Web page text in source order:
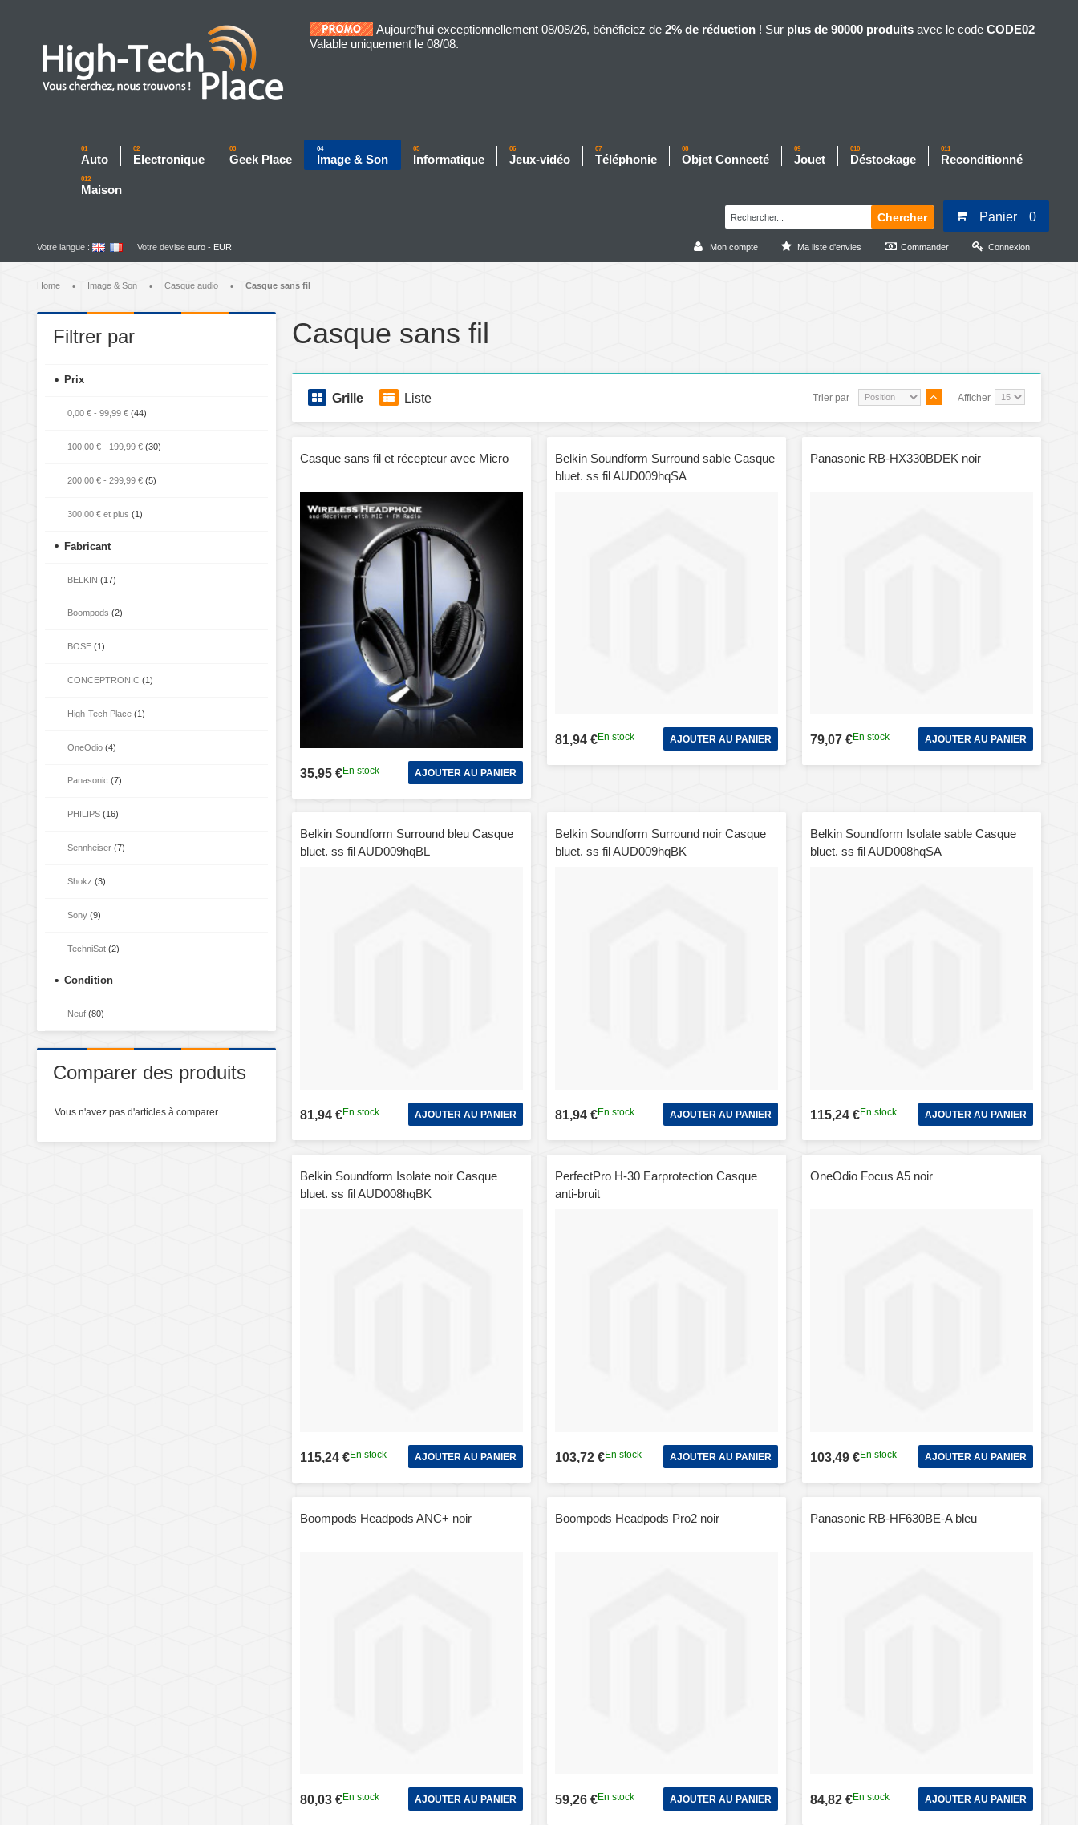
Aujourd’hui exceptionnellement 08/08/26, bénéficiez de 2% de réduction ! Sur plus de 90000 produits avec le code CODE02
Valable uniquement le 08/08.
01
Auto
02
Electronique
03
Geek Place
04
Image & Son
05
Informatique
06
Jeux-vidéo
07
Téléphonie
08
Objet Connecté
09
Jouet
010
Déstockage
011
Reconditionné
012
Maison
Panier
0
Chercher
Mon compte Ma liste d'envies Commander Connexion
Votre langue : Votre devise euro - EUR
Home • Image & Son • Casque audio • Casque sans fil
Casque sans fil
Grille Liste Afficher
Trier par
Casque sans fil et récepteur avec Micro
35,95 €En stock AJOUTER AU PANIER
Belkin Soundform Surround sable Casque
bluet. ss fil AUD009hqSA
81,94 €En stock AJOUTER AU PANIER
Panasonic RB-HX330BDEK noir
79,07 €En stock AJOUTER AU PANIER
Belkin Soundform Surround bleu Casque
bluet. ss fil AUD009hqBL
81,94 €En stock AJOUTER AU PANIER
Belkin Soundform Surround noir Casque
bluet. ss fil AUD009hqBK
81,94 €En stock AJOUTER AU PANIER
Belkin Soundform Isolate sable Casque
bluet. ss fil AUD008hqSA
115,24 €En stock AJOUTER AU PANIER
Belkin Soundform Isolate noir Casque
bluet. ss fil AUD008hqBK
115,24 €En stock AJOUTER AU PANIER
PerfectPro H-30 Earprotection Casque
anti-bruit
103,72 €En stock AJOUTER AU PANIER
OneOdio Focus A5 noir
103,49 €En stock AJOUTER AU PANIER
Boompods Headpods ANC+ noir
80,03 €En stock AJOUTER AU PANIER
Boompods Headpods Pro2 noir
59,26 €En stock AJOUTER AU PANIER
Panasonic RB-HF630BE-A bleu
84,82 €En stock AJOUTER AU PANIER
Filtrer par
Prix
0,00 € - 99,99 € (44)
100,00 € - 199,99 € (30)
200,00 € - 299,99 € (5)
300,00 € et plus (1)
Fabricant
BELKIN (17)
Boompods (2)
BOSE (1)
CONCEPTRONIC (1)
High-Tech Place (1)
OneOdio (4)
Panasonic (7)
PHILIPS (16)
Sennheiser (7)
Shokz (3)
Sony (9)
TechniSat (2)
Condition
Neuf (80)
Comparer des produits
Vous n'avez pas d'articles à comparer.